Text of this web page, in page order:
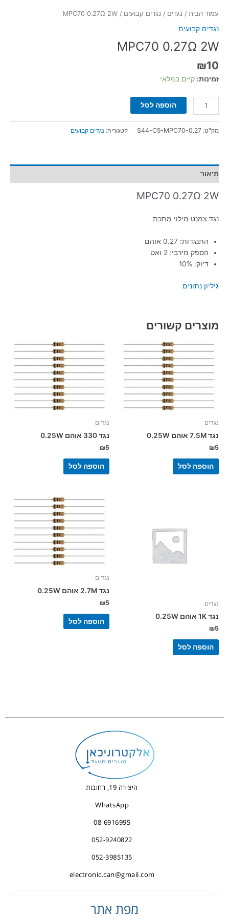
עמוד הבית / נגדים / נגדים קבועים / MPC70 0.27Ω 2W
נגדים קבועים
MPC70 0.27Ω 2W
₪10
זמינות: קיים במלאי
הוספה לסל
מק"ט: S44-C5-MPC70-0.27 קטגוריה: נגדים קבועים
תיאור
MPC70 0.27Ω 2W
נגד צמנט מילוי מתכת
התנגדות: 0.27 אוהם
הספק מירבי: 2 ואט
דיוק: 10%
גיליון נתונים
מוצרים קשורים
נגדים
נגד 7.5M אוהם 0.25W
₪5
הוספה לסל
נגדים
נגד 330 אוהם 0.25W
₪5
הוספה לסל
נגדים
נגד 1K אוהם 0.25W
₪5
הוספה לסל
נגדים
נגד 2.7M אוהם 0.25W
₪5
הוספה לסל
היצירה 19, רחובות
WhatsApp
08-6916995
052-9240822
052-3985135
electronic.can@gmail.com
מפת אתר